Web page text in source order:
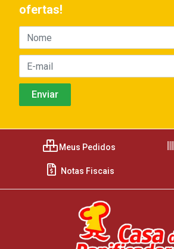
ofertas!
Meus Pedidos
Notas Fiscais